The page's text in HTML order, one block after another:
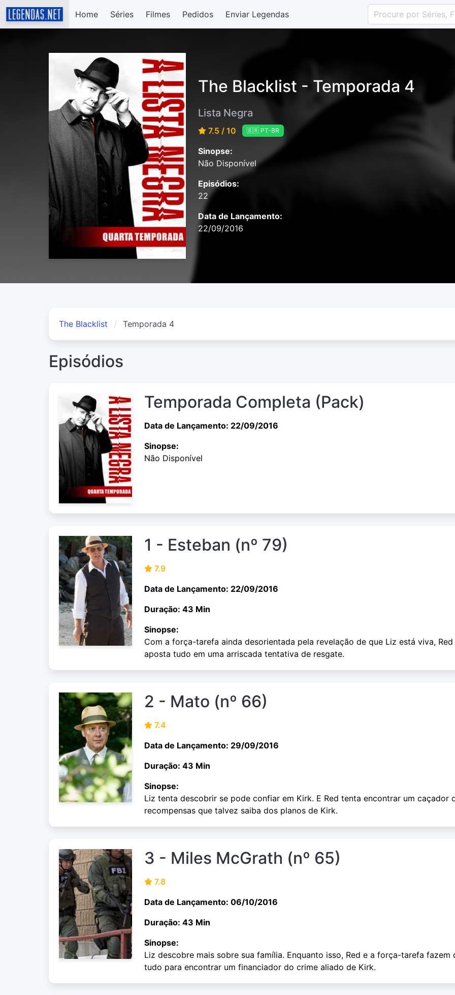
Home Séries Filmes Pedidos Enviar Legendas
The Blacklist - Temporada 4
Lista Negra
7.5 / 10 🇧🇷 PT-BR
Sinopse:
Não Disponível
Episódios:
22
Data de Lançamento:
22/09/2016
The Blacklist Temporada 4
Episódios
Temporada Completa (Pack)
Data de Lançamento: 22/09/2016
Sinopse:
Não Disponível
1 - Esteban (nº 79)
7.9
Data de Lançamento: 22/09/2016
Duração: 43 Min
Sinopse:
Com a força-tarefa ainda desorientada pela revelação de que Liz está viva, Red
aposta tudo em uma arriscada tentativa de resgate.
2 - Mato (nº 66)
7.4
Data de Lançamento: 29/09/2016
Duração: 43 Min
Sinopse:
Liz tenta descobrir se pode confiar em Kirk. E Red tenta encontrar um caçador
recompensas que talvez saiba dos planos de Kirk.
3 - Miles McGrath (nº 65)
7.8
Data de Lançamento: 06/10/2016
Duração: 43 Min
Sinopse:
Liz descobre mais sobre sua família. Enquanto isso, Red e a força-tarefa fazem
tudo para encontrar um financiador do crime aliado de Kirk.